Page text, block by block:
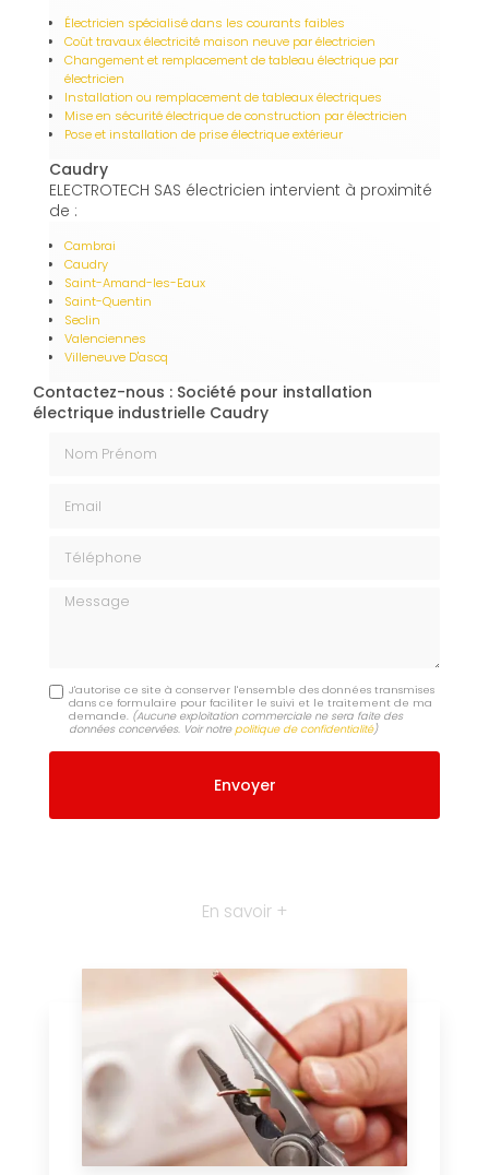
Électricien spécialisé dans les courants faibles
Coût travaux électricité maison neuve par électricien
Changement et remplacement de tableau électrique par
électricien
Installation ou remplacement de tableaux électriques
Mise en sécurité électrique de construction par électricien
Pose et installation de prise électrique extérieur
Caudry
ELECTROTECH SAS électricien intervient à proximité
de :
Cambrai
Caudry
Saint-Amand-les-Eaux
Saint-Quentin
Seclin
Valenciennes
Villeneuve D'ascq
Contactez-nous : Société pour installation
électrique industrielle Caudry
Message
J'autorise ce site à conserver l'ensemble des données transmises
dans ce formulaire pour faciliter le suivi et le traitement de ma
demande. (Aucune exploitation commerciale ne sera faite des
données concervées. Voir notrepolitique de confidentialité)
En savoir +